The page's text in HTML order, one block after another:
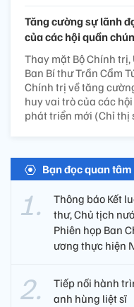
Tăng cường sự lãnh
của các hội quần
Thay mặt Bộ Chính
Ban Bí thư Trần Cẩm
Chính trị về tăng
huy vai trò của các
phát triển mới (Chỉ thị
Bạn đọc quan tâm
Thông báo Kết
thư, Chủ tịch
Phiên họp Ban
ương thực hiện
Tiếp nối hành
anh hùng liệt sĩ ​